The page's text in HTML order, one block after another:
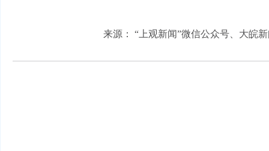
来源： “上观新闻”微信公众号、大皖